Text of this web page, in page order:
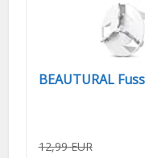
BEAUTURAL
12,99 EUR